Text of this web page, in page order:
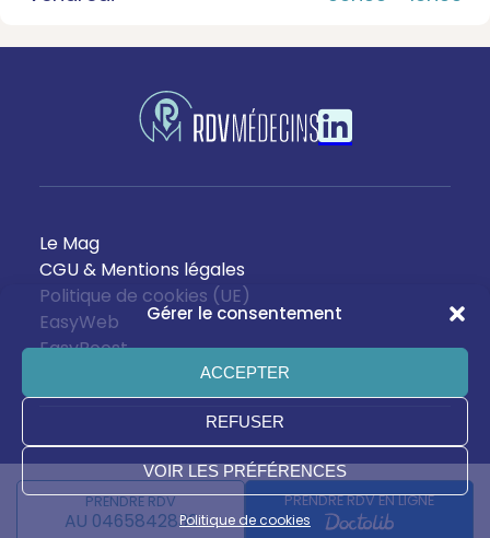
Gérer le consentement
ACCEPTER
REFUSER
VOIR LES PRÉFÉRENCES
Politique de cookies
PRENDRE RDV EN LIGNE
PRENDRE RDV
AU 0465842836
Le Mag
CGU & Mentions légales
Politique de cookies (UE)
EasyWeb
EasyBoost
Copyright ©2026 EasyDentist, 30 av de la Grande Begude,
13770 VenellesTél 04.65.84.29.31-LC Création